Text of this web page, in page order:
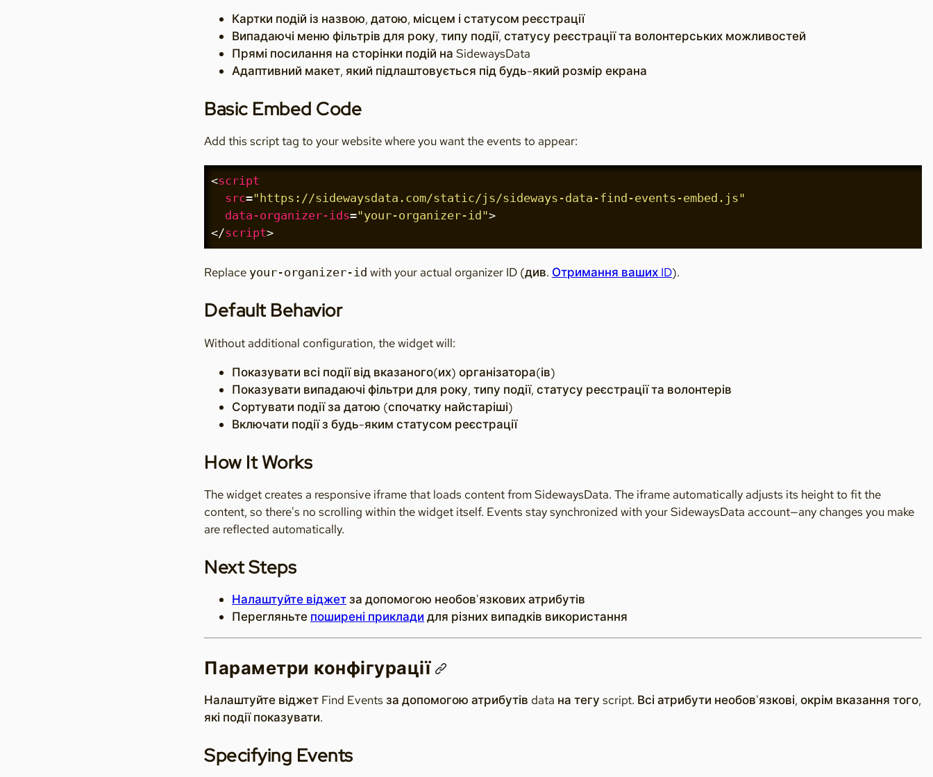
Картки подій із назвою, датою, місцем і статусом реєстрації
Випадаючі меню фільтрів для року, типу події, статусу реєстрації та волонтерських можливостей
Прямі посилання на сторінки подій на SidewaysData
Адаптивний макет, який підлаштовується під будь-який розмір екрана
Basic Embed Code
Add this script tag to your website where you want the events to appear:
<script
src="https://sidewaysdata.com/static/js/sideways-data-find-events-embed.js"
data-organizer-ids="your-organizer-id">
</script>
Replace your-organizer-id with your actual organizer ID (див. Отримання ваших ID).
Default Behavior
Without additional configuration, the widget will:
Показувати всі події від вказаного(их) організатора(ів)
Показувати випадаючі фільтри для року, типу події, статусу реєстрації та волонтерів
Сортувати події за датою (спочатку найстаріші)
Включати події з будь-яким статусом реєстрації
How It Works
The widget creates a responsive iframe that loads content from SidewaysData. The iframe automatically adjusts its height to fit the
content, so there's no scrolling within the widget itself. Events stay synchronized with your SidewaysData account—any changes you make
are reflected automatically.
Next Steps
Налаштуйте віджетза допомогою необов'язкових атрибутів
Перегляньте поширені приклади для різних випадків використання
Параметри конфігурації
Налаштуйте віджет Find Events за допомогою атрибутів data на тегу script. Всі атрибути необов'язкові, окрім вказання того,
які події показувати.
Specifying Events